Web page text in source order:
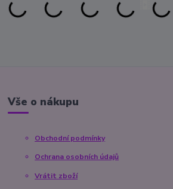
Vše o nákupu
Obchodní podmínky
Ochrana osobních údajů
Vrátit zboží